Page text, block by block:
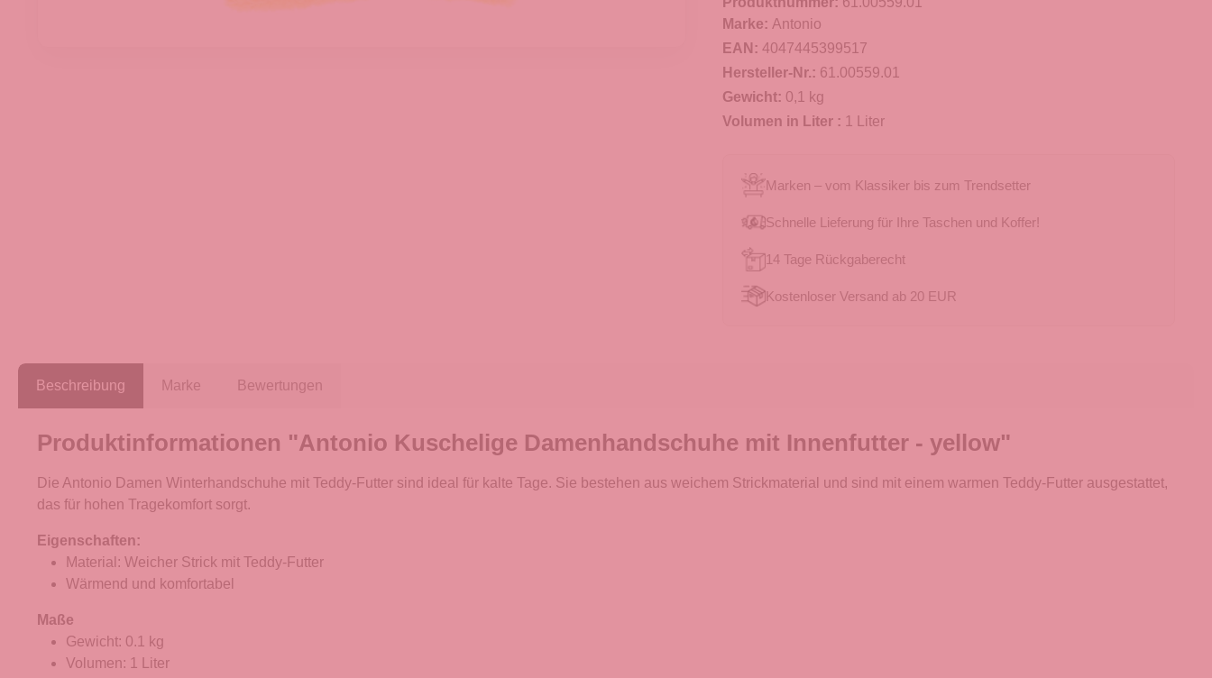
Marke: Antonio
EAN: 4047445399517
Hersteller-Nr.: 61.00559.01
Gewicht: 0,1 kg
Volumen in Liter : 1 Liter
Marken – vom Klassiker bis zum Trendsetter
Schnelle Lieferung für Ihre Taschen und Koffer!
14 Tage Rückgaberecht
Kostenloser Versand ab 20 EUR
Beschreibung Marke Bewertungen
Produktinformationen "Antonio Kuschelige Damenhandschuhe mit Innenfutter - yellow"
Die Antonio Damen Winterhandschuhe mit Teddy-Futter sind ideal für kalte Tage. Sie bestehen aus weichem Strickmaterial und sind mit einem warmen Teddy-Futter ausgestattet,
das für hohen Tragekomfort sorgt.
Eigenschaften:
Material: Weicher Strick mit Teddy-Futter
Wärmend und komfortabel
Maße
Gewicht: 0.1 kg
Volumen: 1 Liter